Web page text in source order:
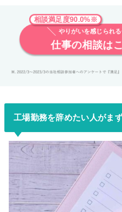
相談満足度90.0%※
やりがいを感じられ
仕事の相談は
工場勤務を辞めたい人がま